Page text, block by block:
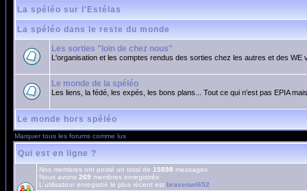
La spéléo sur l'Estélas
La spéléo dans le reste du monde
Les sorties "loin de chez nous"
L'organisation et les comptes rendus des sorties chez les autres et des WE
Le monde de la spéléo
Les liens, la fédé, les expés, les bons plans... Tout ce qui n'est pas EPIA
Le monde hors spéléo
Marquer tous les forums comme lus
Qui est en ligne ?
Nos membres ont posté un total de 15898 messages
Nous avons 269 membres enregistrés
L'utilisateur enregistré le plus récent est braveowl652